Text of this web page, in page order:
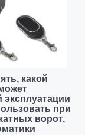
какой
при
ворот,